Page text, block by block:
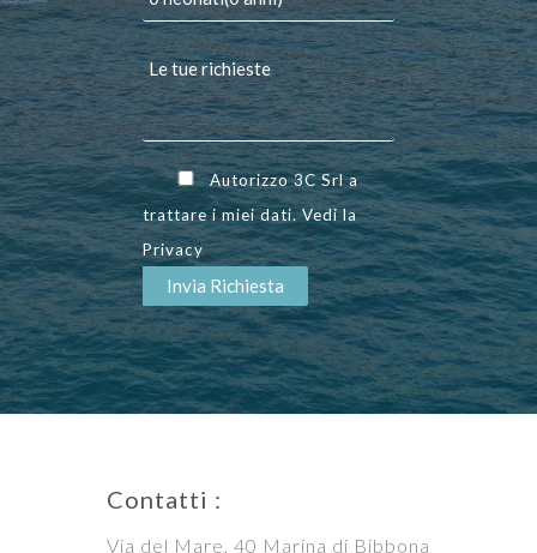
Autorizzo 3C Srl a
trattare i miei dati. Vedi la
Privacy
Contatti :
Via del Mare, 40 Marina di Bibbona